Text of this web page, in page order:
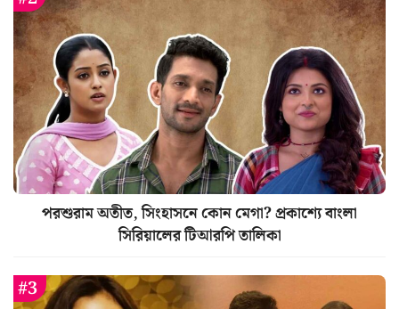
পরশুরাম অতীত, সিংহাসনে কোন মেগা? প্রকাশ্যে বাংলা
সিরিয়ালের টিআরপি তালিকা